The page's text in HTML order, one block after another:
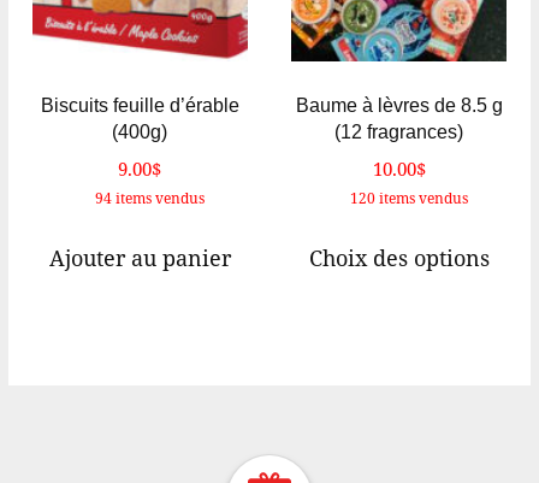
sur
la
du
Biscuits feuille d’érable
(400g)
9.00$
94 items vendus
Ajouter au panier
Baume à lèvres de 8.5 g
(12 fragrances)
10.00$
120 items vendus
Choix des options
Return Home